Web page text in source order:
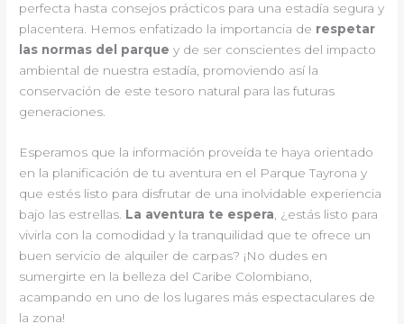
perfecta hasta consejos prácticos para una estadía segura y
placentera. Hemos enfatizado la importancia de respetar
las normas del parque y de ser conscientes del impacto
ambiental de nuestra estadía, promoviendo así la
conservación de este tesoro natural para las futuras
generaciones.
Esperamos que la información proveída te haya orientado
en la planificación de tu aventura en el Parque Tayrona y
que estés listo para disfrutar de una inolvidable experiencia
bajo las estrellas. La aventura te espera , ¿estás listo para
vivirla con la comodidad y la tranquilidad que te ofrece un
buen servicio de alquiler de carpas? ¡No dudes en
sumergirte en la belleza del Caribe Colombiano,
acampando en uno de los lugares más espectaculares de
la zona!